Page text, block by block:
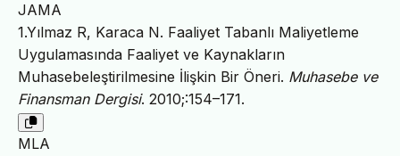
JAMA
1.Yılmaz R, Karaca N. Faaliyet Tabanlı Maliyetleme
Uygulamasında Faaliyet ve Kaynakların
Muhasebeleştirilmesine İlişkin Bir Öneri. Muhasebe ve
Finansman Dergisi. 2010;:154–171.
MLA